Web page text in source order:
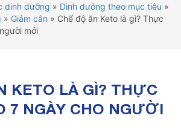
dinh dưỡng » Dinh dưỡng theo mục tiêu »
» Giảm cân » Chế độ ăn Keto là gì? Thực
mới
KETO LÀ GÌ? THỰC
7 NGÀY CHO NGƯỜI